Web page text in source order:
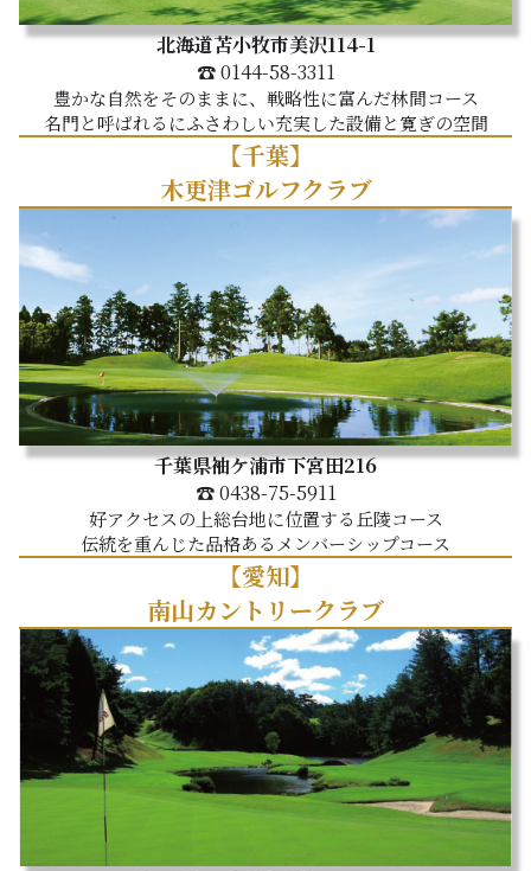
北海道苫小牧市美沢114-1
☎ 0144-58-3311
豊かな自然をそのままに、戦略性に富んだ林間コース
名門と呼ばれるにふさわしい充実した設備と寛ぎの空間
【千葉】
木更津ゴルフクラブ
千葉県袖ケ浦市下宮田216
☎ 0438-75-5911
好アクセスの上総台地に位置する丘陵コース
伝統を重んじた品格あるメンバーシップコース
【愛知】
南山カントリークラブ